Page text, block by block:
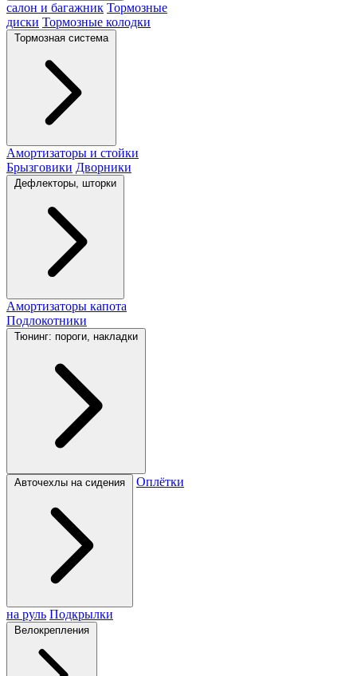
салон и багажник Тормозные
диски Тормозные колодки
Тормозная система
Амортизаторы и стойки
Брызговики Дворники
Дефлекторы, шторки
Амортизаторы капота
Подлокотники
Тюнинг: пороги, накладки
Авточехлы на сидения Оплётки
на руль Подкрылки
Велокрепления